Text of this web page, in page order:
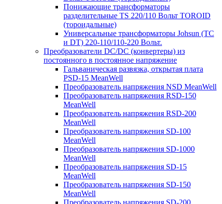
Понижающие трансформаторы
разделительные TS 220/110 Вольт TOROID
(тороидальные)
Универсальные трансформаторы Johsun (TС
и DT) 220-110/110-220 Вольт.
Преобразователи DC/DC (конвертеры) из
постоянного в постоянное напряжение
Гальваническая развязка, открытая плата
PSD-15 MeanWell
Преобразователь напряжения NSD MeanWell
Преобразователь напряжения RSD-150
MeanWell
Преобразователь напряжения RSD-200
MeanWell
Преобразователь напряжения SD-100
MeanWell
Преобразователь напряжения SD-1000
MeanWell
Преобразователь напряжения SD-15
MeanWell
Преобразователь напряжения SD-150
MeanWell
Преобразователь напряжения SD-200